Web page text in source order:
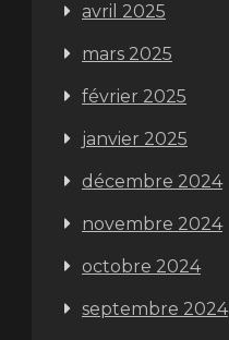
avril 2025
mars 2025
février 2025
janvier 2025
décembre 2024
novembre 2024
octobre 2024
septembre 2024